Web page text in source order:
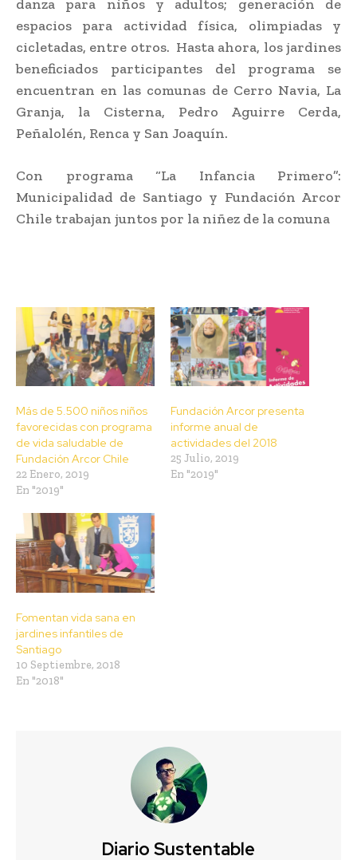
danza para niños y adultos; generación de
espacios para actividad física, olimpiadas y
cicletadas, entre otros. Hasta ahora, los jardines
beneficiados participantes del programa se
encuentran en las comunas de Cerro Navia, La
Granja, la Cisterna, Pedro Aguirre Cerda,
Peñalolén, Renca y San Joaquín.
Con programa “La Infancia Primero”:
Municipalidad de Santiago y Fundación Arcor
Chile trabajan juntos por la niñez de la comuna
Más de 5.500 niños niños
favorecidas con programa
de vida saludable de
Fundación Arcor Chile
22 Enero, 2019
En "2019"
Fundación Arcor presenta
informe anual de
actividades del 2018
25 Julio, 2019
En "2019"
Fomentan vida sana en
jardines infantiles de
Santiago
10 Septiembre, 2018
En "2018"
Diario Sustentable